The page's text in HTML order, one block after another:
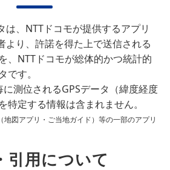
は、NTTドコモが提供するアプリ
り、許諾を得た上で送信される
、NTTドコモが総体的かつ統計的
です。
測位されるGPSデータ（緯度経度
特定する情報は含まれません。
図アプリ・ご当地ガイド）等の一部のアプリ
引用について